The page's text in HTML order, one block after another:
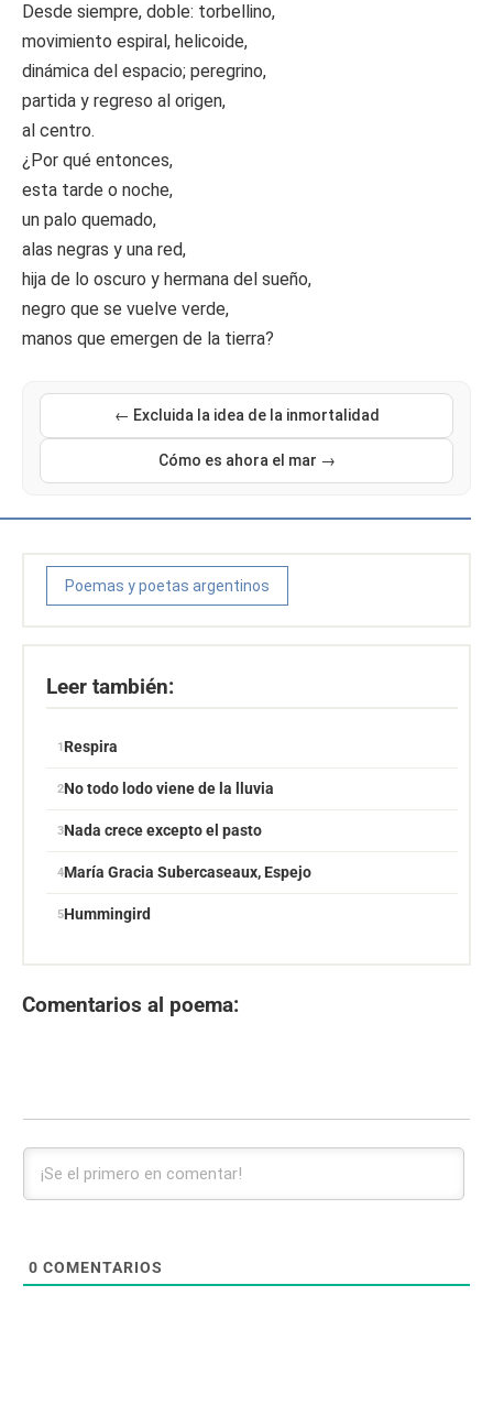
Desde siempre, doble: torbellino,
movimiento espiral, helicoide,
dinámica del espacio; peregrino,
partida y regreso al origen,
al centro.
¿Por qué entonces,
esta tarde o noche,
un palo quemado,
alas negras y una red,
hija de lo oscuro y hermana del sueño,
negro que se vuelve verde,
manos que emergen de la tierra?
← Excluida la idea de la inmortalidad
Cómo es ahora el mar →
Poemas y poetas argentinos
Leer también:
Respira
No todo lodo viene de la lluvia
Nada crece excepto el pasto
María Gracia Subercaseaux, Espejo
Hummingird
Comentarios al poema:
0 COMENTARIOS